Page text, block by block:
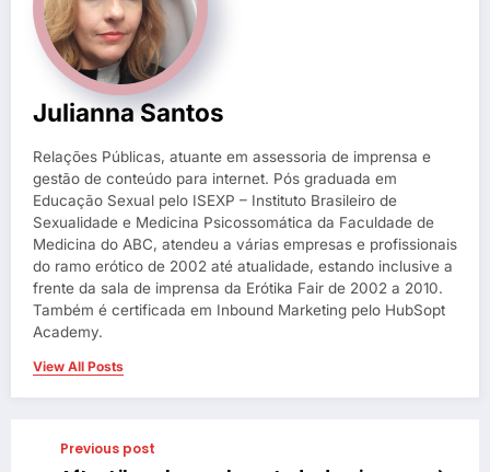
Julianna Santos
Relações Públicas, atuante em assessoria de imprensa e
gestão de conteúdo para internet. Pós graduada em
Educação Sexual pelo ISEXP – Instituto Brasileiro de
Sexualidade e Medicina Psicossomática da Faculdade de
Medicina do ABC, atendeu a várias empresas e profissionais
do ramo erótico de 2002 até atualidade, estando inclusive a
frente da sala de imprensa da Erótika Fair de 2002 a 2010.
Também é certificada em Inbound Marketing pelo HubSopt
Academy.
View All Posts
Previous post